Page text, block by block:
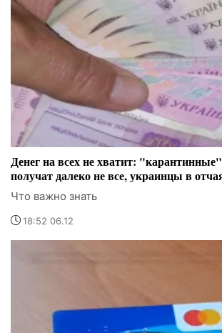
Денег на всех не хватит:
получат далеко не все, украинцы в
Что важно знать
18:52 06.12